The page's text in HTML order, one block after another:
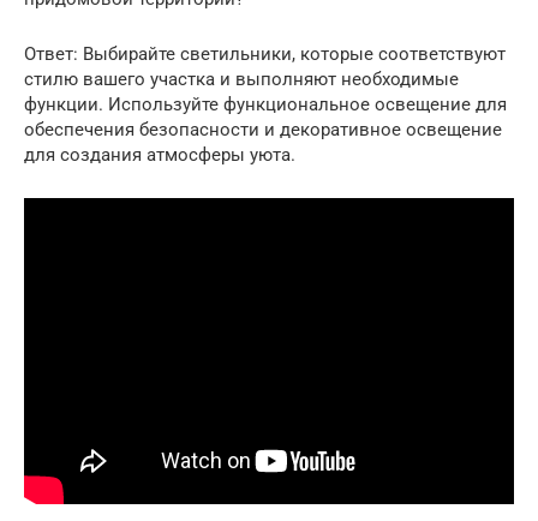
Ответ: Выбирайте светильники, которые соответствуют
стилю вашего участка и выполняют необходимые
функции. Используйте функциональное освещение для
обеспечения безопасности и декоративное освещение
для создания атмосферы уюта.